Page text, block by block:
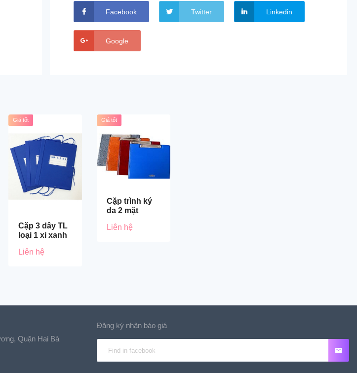
Facebook Twitter Linkedin
Google
Giá tốt
Cặp 3 dây TL
loại 1 xi xanh
Liên hệ
Giá tốt
Cặp trình ký
da 2 mặt
Liên hệ
Quận Hai Bà
Đăng ký nhận báo giá